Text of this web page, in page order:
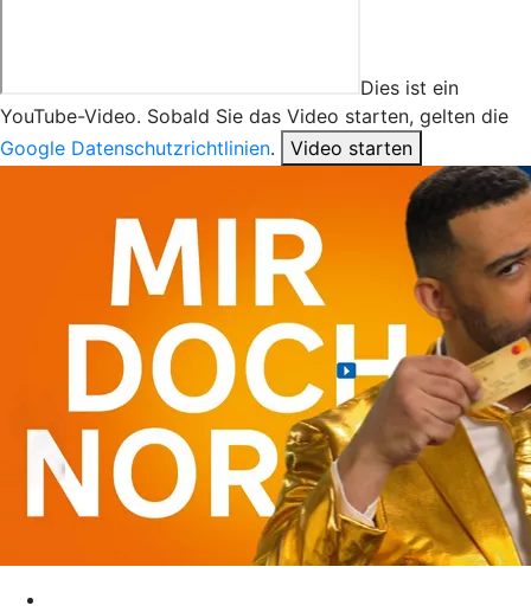
Dies ist ein
YouTube-Video. Sobald Sie das Video starten, gelten die
Google Datenschutzrichtlinien. Video starten